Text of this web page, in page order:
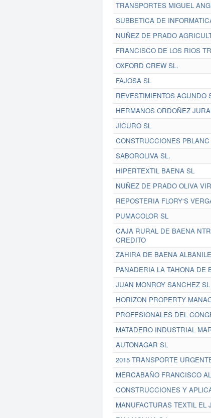
TRANSPORTES MIGUEL
SUBBETICA DE
NUÑEZ DE PRADO
FRANCISCO DE LOS RIOS
OXFORD CREW SL.
FAJOSA SL
REVESTIMIENTOS AGUNDO
HERMANOS ORDOÑEZ
JICURO SL
CONSTRUCCIONES PBLANC
SABOROLIVA SL.
HIPERTEXTIL BAENA SL
NUÑEZ DE PRADO OLIVA
REPOSTERIA FLORY'S
PUMACOLOR SL
CAJA RURAL DE BAENA
CREDITO
ZAHIRA DE BAENA
PANADERIA LA TAHONA DE
JUAN MONROY SANCHEZ SL
HORIZON PROPERTY
PROFESIONALES DEL
MATADERO INDUSTRIAL
AUTONAGAR SL
2015 TRANSPORTE
MERCABAÑO FRANCISCO
CONSTRUCCIONES Y
MANUFACTURAS TEXTIL EL